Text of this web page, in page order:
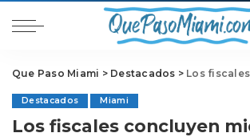
Que Paso Miami > Destacados > Los fiscales concluyen
Destacados Miami
Los fiscales concluyen